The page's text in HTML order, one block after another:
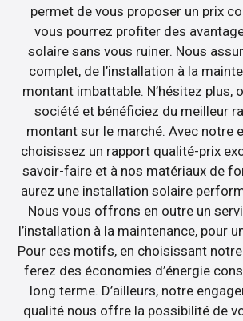
permet de vous proposer un prix
vous pourrez profiter des
solaire sans vous ruiner. Nous
complet, de l’installation à la
montant imbattable. N’hésitez plus,
société et bénéficiez du meilleur
montant sur le marché. Avec notre
choisissez un rapport qualité-prix
savoir-faire et à nos matériaux de
aurez une installation solaire
Nous vous offrons en outre un
l’installation à la maintenance, pour
Pour ces motifs, en choisissant
ferez des économies d’énergie
long terme. D’ailleurs, notre
qualité nous offre la possibilité de